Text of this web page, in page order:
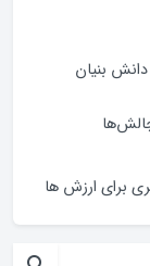
فرهنگ مصرف
بنیان